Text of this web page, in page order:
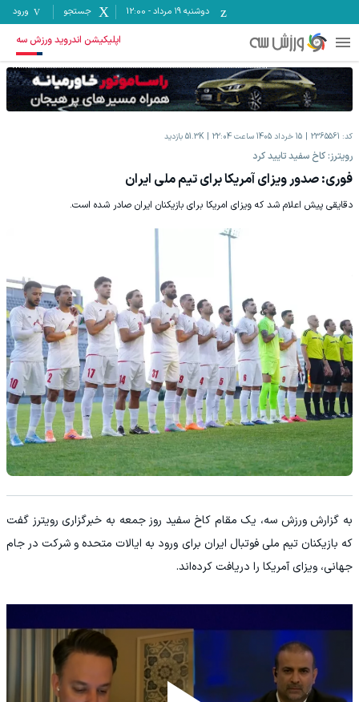
دوشنبه ۱۹ مرداد -
12:00 جستجو ورود
اپلیکیشن اندروید ورزش سه
کد: 2365561 15 خرداد 1405 ساعت 22:04 51.3K بازدید
رویترز: کاخ سفید تایید کرد
فوری: صدور ویزای آمریکا برای تیم ملی ایران
دقایقی پیش اعلام شد که ویزای امریکا برای بازیکنان ایران صادر شده است.
به گزارش ورزش سه، یک مقام کاخ سفید روز جمعه به خبرگزاری رویترز گفت
که بازیکنان تیم ملی فوتبال ایران برای ورود به ایالات متحده و شرکت در جام
جهانی، ویزای آمریکا را دریافت کرده‌اند.